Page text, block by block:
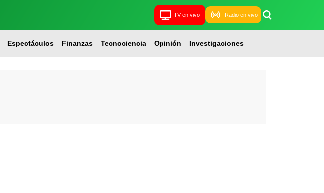
TV en vivo Radio en vivo
Espectáculos Finanzas Tecnociencia Opinión Investigaciones